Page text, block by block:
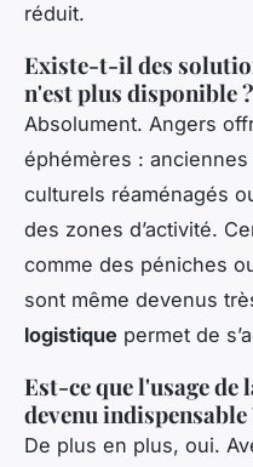
réduit.
Existe-t-il des
n'est plus disponible ?
Absolument. Angers
éphémères :
culturels réaménagés
des zones d’activité.
comme des péniches
sont même devenus
logistique permet de
Est-ce que l'usage de
devenu indispensable
De plus en plus, oui.